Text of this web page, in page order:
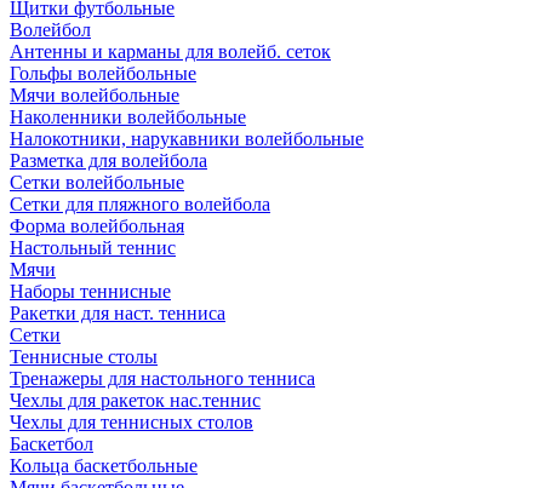
Щитки футбольные
Волейбол
Антенны и карманы для волейб. сеток
Гольфы волейбольные
Мячи волейбольные
Наколенники волейбольные
Налокотники, нарукавники волейбольные
Разметка для волейбола
Сетки волейбольные
Сетки для пляжного волейбола
Форма волейбольная
Настольный теннис
Мячи
Наборы теннисные
Ракетки для наст. тенниса
Сетки
Теннисные столы
Тренажеры для настольного тенниса
Чехлы для ракеток нас.теннис
Чехлы для теннисных столов
Баскетбол
Кольца баскетбольные